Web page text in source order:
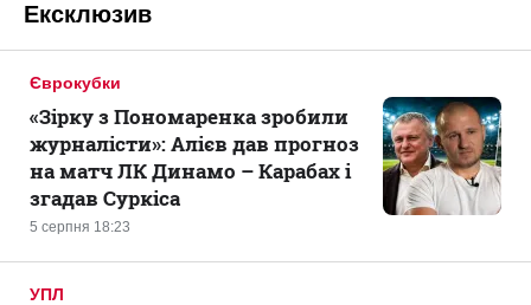
Ексклюзив
Єврокубки
5 серпня 18:23
«Зірку з Пономаренка зробили
журналісти»: Алієв дав прогноз
на матч ЛК Динамо – Карабах і
згадав Суркіса
УПЛ